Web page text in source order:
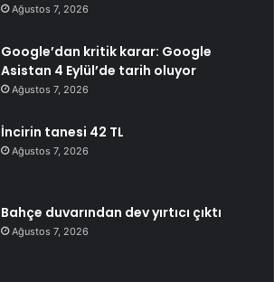
Ağustos 7, 2026
Google’dan kritik karar: Google
Asistan 4 Eylül’de tarih oluyor
Ağustos 7, 2026
İncirin tanesi 42 TL
Ağustos 7, 2026
Bahçe duvarından dev yırtıcı çıktı
Ağustos 7, 2026